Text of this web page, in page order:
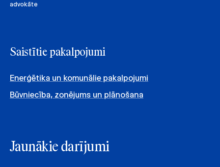
advokāte
Saistītie pakalpojumi
Enerģētika un komunālie pakalpojumi
Būvniecība, zonējums un plānošana
Jaunākie darījumi